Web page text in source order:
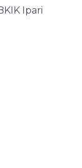
Ipari